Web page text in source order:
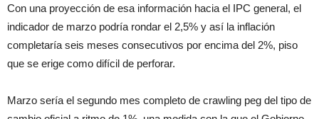
Con una proyección de esa información hacia el IPC general, el
indicador de marzo podría rondar el 2,5% y así la inflación
completaría seis meses consecutivos por encima del 2%, piso
que se erige como difícil de perforar.
Marzo sería el segundo mes completo de crawling peg del tipo de